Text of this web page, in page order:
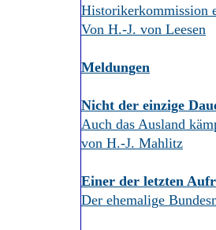
Historikerkommission
Von H.-J. von Leesen
Meldungen
Nicht der einzige
Auch das Ausland
von H.-J. Mahlitz
Einer der letzten
Der ehemalige